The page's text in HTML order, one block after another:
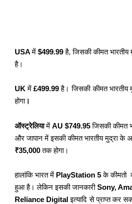
USAमें $499.99है, जिसकी कीमत
है।
UKमें £499.99है। जिसकी कीमत
होगा।
ऑस्ट्रेलियामें AU $749.95जिसकी कीमत
और जापान में इसकी कीमत भारतीय मुद्रा के
₹35,000तक होगा।
हालांकि भारत में PlayStation 5के कीमतो
हुआ है। लेकिन इसकी जानकारीSony,
Reliance Digitalइत्यादि से प्राप्त कर